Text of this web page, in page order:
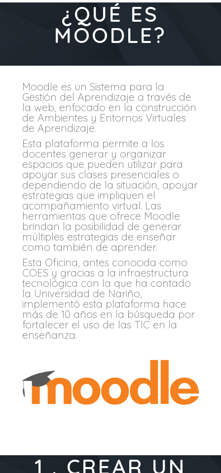
¿QUÉ ES
MOODLE?
Moodle es un Sistema para la
Gestión del Aprendizaje a través de
la web, enfocado en la construcción
de Ambientes y Entornos Virtuales
de Aprendizaje.
Esta plataforma permite a los
docentes generar y organizar
espacios que pueden utilizar para
apoyar sus clases presenciales o
dependiendo de la situación, apoyar
estrategias que impliquen el
acompañamiento virtual. Las
herramientas que ofrece Moodle
brindan la posibilidad de generar
múltiples estrategias de enseñar
como también de aprender.
Esta Oficina, antes conocida como
COES y gracias a la infraestructura
tecnológica con la que ha contado
la Universidad de Nariño,
implementó esta plataforma hace
más de 10 años en la búsqueda por
fortalecer el uso de las TIC en la
enseñanza.
1 . CREAR UN